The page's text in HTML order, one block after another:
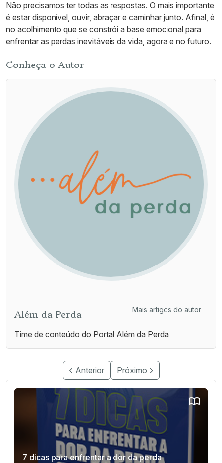
Não precisamos ter todas as respostas. O mais importante
é estar disponível, ouvir, abraçar e caminhar junto. Afinal, é
no acolhimento que se constrói a base emocional para
enfrentar as perdas inevitáveis da vida, agora e no futuro.
Conheça o Autor
Além da Perda Mais artigos do autor
Time de conteúdo do Portal Além da Perda
Anterior Próximo
7 dicas para enfrentar a dor da perda